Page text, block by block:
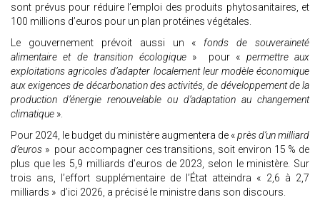
sont prévus pour réduire l’emploi des produits phytosanitaires, et
100 millions d’euros pour un plan protéines végétales.
Le gouvernement prévoit aussi un « fonds de souveraineté
alimentaire et de transition écologique» pour « permettre aux
exploitations agricoles d’adapter localement leur modèle économique
aux exigences de décarbonation des activités, de développement de la
production d’énergie renouvelable ou d’adaptation au changement
climatique ».
Pour 2024, le budget du ministère augmentera de «près d’un milliard
d’euros » pour accompagner ces transitions, soit environ 15 % de
plus que les 5,9 milliards d’euros de 2023, selon le ministère. Sur
trois ans, l’effort supplémentaire de l’État atteindra « 2,6 à 2,7
milliards » d’ici 2026, a précisé le ministre dans son discours.